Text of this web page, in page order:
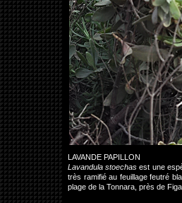
LAVANDE PAPILLON
Lavandula stoechas est une
très ramifié au feuillage feutré
plage de la Tonnara, près de